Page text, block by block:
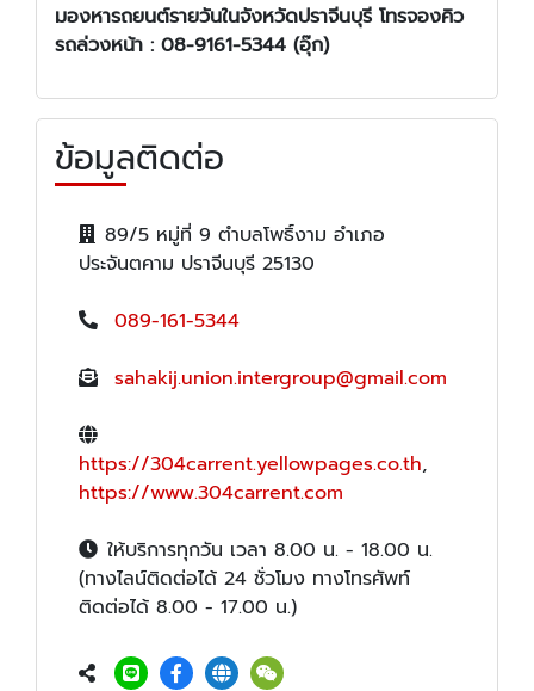
มองหารถยนต์รายวันในจังหวัดปราจีนบุรี โทรจองคิว
รถล่วงหน้า : 08-9161-5344 (อุ๊ก)
ข้อมูลติดต่อ
89/5 หมู่ที่ 9 ตำบลโพธิ์งาม อำเภอ
ประจันตคาม ปราจีนบุรี 25130
089-161-5344
sahakij.union.intergroup@gmail.com
https://304carrent.yellowpages.co.th,
https://www.304carrent.com
ให้บริการทุกวัน เวลา 8.00 น. - 18.00 น.
(ทางไลน์ติดต่อได้ 24 ชั่วโมง ทางโทรศัพท์
ติดต่อได้ 8.00 - 17.00 น.)